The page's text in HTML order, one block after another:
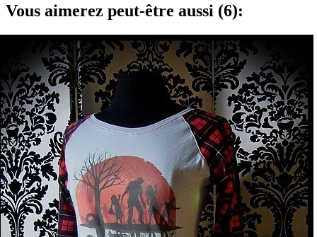
Vous aimerez peut-être aussi (6):